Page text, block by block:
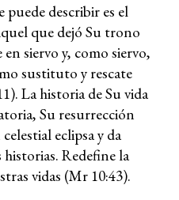
puede describir es el
que dejó Su trono
siervo y, como siervo,
sustituto y rescate
La historia de Su vida
Su resurrección
eclipsa y da
historias. Redefine la
vidas (Mr 10:43).